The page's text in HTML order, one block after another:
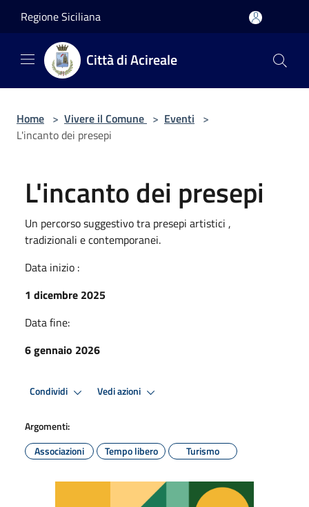
Regione Siciliana
Città di Acireale
Home > Vivere il Comune > Eventi >
L'incanto dei presepi
L'incanto dei presepi
Un percorso suggestivo tra presepi artistici ,
tradizionali e contemporanei.
Data inizio :
1 dicembre 2025
Data fine:
6 gennaio 2026
Condividi Vedi azioni
Argomenti:
Associazioni
Tempo libero Turismo